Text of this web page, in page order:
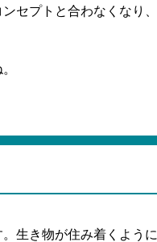
セプトと合わなくなり、
生き物が住み着くように